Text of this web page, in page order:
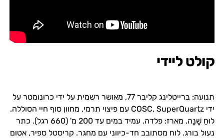
קולט ליידי
תנועה: ברייטלינג קליבר 77, מאושר רשמית על ידי כרונומטר על
ידי COSC, SuperQuartz עם פיצוי תרמי, מחוון סוף חיי הסוללה.
לוּחַ שָׁנָה. מארז: פלדה. עמיד במים עד 200 מ' (660 רגל). כתר
נעול בורג. לוח מסתובב חד-כיווני עם מחגר. קריסטל ספיר, אטום